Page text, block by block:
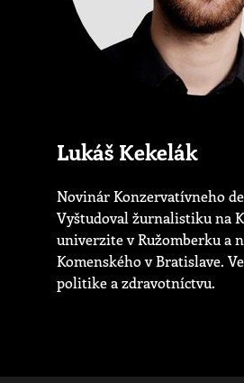
Lukáš Kekelák
Novinár Konzervatívneho
Vyštudoval žurnalistiku na
univerzite v Ružomberku a
Komenského v Bratislave.
politike a zdravotníctvu.